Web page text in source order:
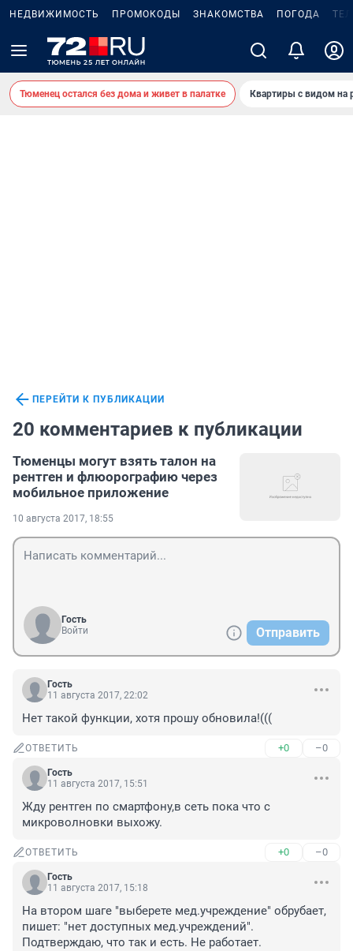
НЕДВИЖИМОСТЬ ПРОМОКОДЫ ЗНАКОМСТВА ПОГОДА
Тюменец остался без дома и живет в палатке Квартиры с видом на
ПЕРЕЙТИ К ПУБЛИКАЦИИ
20 комментариев к публикации
Тюменцы могут взять талон на
рентген и флюорографию через
мобильное приложение
10 августа 2017, 18:55
Гость
Войти
Отправить
Гость
11 августа 2017, 22:02
Нет такой функции, хотя прошу обновила!(((
ОТВЕТИТЬ +0 –0
Гость
11 августа 2017, 15:51
Жду рентген по смартфону,в сеть пока что с
микроволновки выхожу.
ОТВЕТИТЬ +0 –0
Гость
11 августа 2017, 15:18
На втором шаге "выберете мед.учреждение" обрубает,
пишет: "нет доступных мед.учреждений".
Подтверждаю, что так и есть. Не работает.